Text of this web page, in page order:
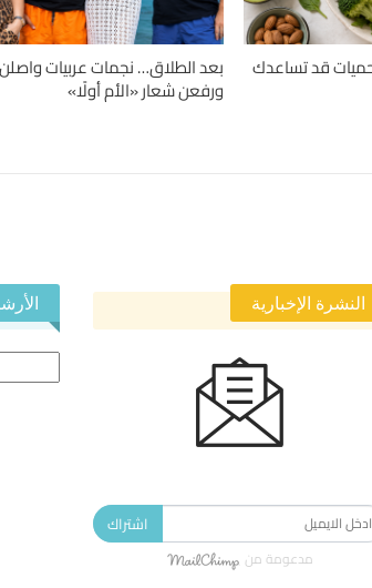
الفستان أو البدلة.. 4 حميات قد تساعدك بعد الطلاق… نجمات عربيات واصلن
ورفعن شعار «الأم أولًا»
النشرة الإخبارية
اشتراك
مدعومة من